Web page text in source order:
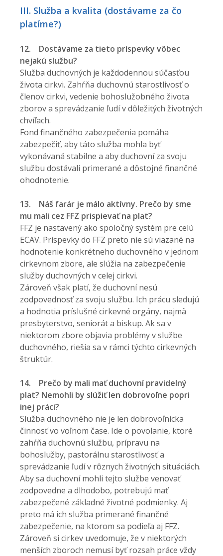
III. Služba a kvalita (dostávame za čo
platíme?)
12.
Dostávame za tieto príspevky vôbec
nejakú službu?
Služba duchovných je každodennou súčasťou
života cirkvi. Zahŕňa duchovnú starostlivosť o
členov cirkvi, vedenie bohoslužobného života
zborov a sprevádzanie ľudí v dôležitých životných
chvíľach.
Fond finančného zabezpečenia pomáha
zabezpečiť, aby táto služba mohla byť
vykonávaná stabilne a aby duchovní za svoju
službu dostávali primerané a dôstojné finančné
ohodnotenie.
13.
Náš farár je málo aktívny. Prečo by sme
mu mali cez FFZ prispievať na plat?
FFZ je nastavený ako spoločný systém pre celú
ECAV. Príspevky do FFZ preto nie sú viazané na
hodnotenie konkrétneho duchovného v jednom
cirkevnom zbore, ale slúžia na zabezpečenie
služby duchovných v celej cirkvi.
Zároveň však platí, že duchovní nesú
zodpovednosť za svoju službu. Ich prácu sledujú
a hodnotia príslušné cirkevné orgány, najmä
presbyterstvo, seniorát a biskup. Ak sa v
niektorom zbore objavia problémy v službe
duchovného, riešia sa v rámci týchto cirkevných
štruktúr.
14.
Prečo by mali mať duchovní pravidelný
plat? Nemohli by slúžiť len dobrovoľne popri
inej práci?
Služba duchovného nie je len dobrovoľnícka
činnosť vo voľnom čase. Ide o povolanie, ktoré
zahŕňa duchovnú službu, prípravu na
bohoslužby, pastorálnu starostlivosť a
sprevádzanie ľudí v rôznych životných situáciách.
Aby sa duchovní mohli tejto službe venovať
zodpovedne a dlhodobo, potrebujú mať
zabezpečené základné životné podmienky. Aj
preto má ich služba primerané finančné
zabezpečenie, na ktorom sa podieľa aj FFZ.
Zároveň si cirkev uvedomuje, že v niektorých
menších zboroch nemusí byť rozsah práce vždy